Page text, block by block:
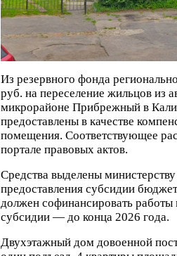
Из резервного фонда
руб. на переселение жильцов из
микрорайоне Прибрежный в
предоставлены в качестве
помещения. Соответствующее
портале правовых актов.
Средства выделены
предоставления субсидии
должен софинансировать
субсидии — до конца 2026 года.
Двухэтажный дом довоенной